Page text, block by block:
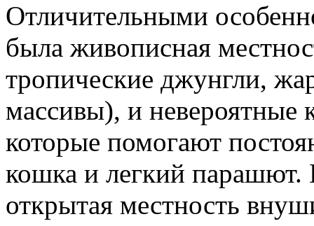
Отличительными
была живописная
тропические джунгли,
массивы), и невероятные
которые помогают
кошка и легкий парашют.
открытая местность